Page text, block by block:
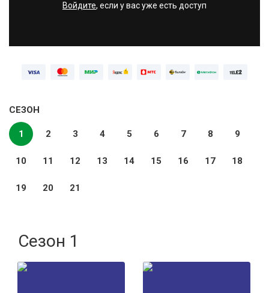
Войдите, если у вас уже есть доступ
СЕЗОН
1 2 3 4 5 6 7 8 9
10 11 12 13 14 15 16 17 18
19 20 21
Сезон 1